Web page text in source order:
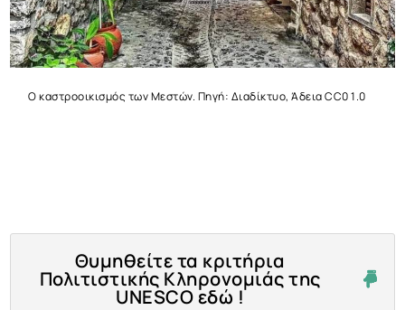
Ο καστροοικισμός των Μεστών. Πηγή: Διαδίκτυο, Άδεια CC0 1.0
Θυμηθείτε τα κριτήρια
Πολιτιστικής Κληρονομιάς της
UNESCO εδώ !